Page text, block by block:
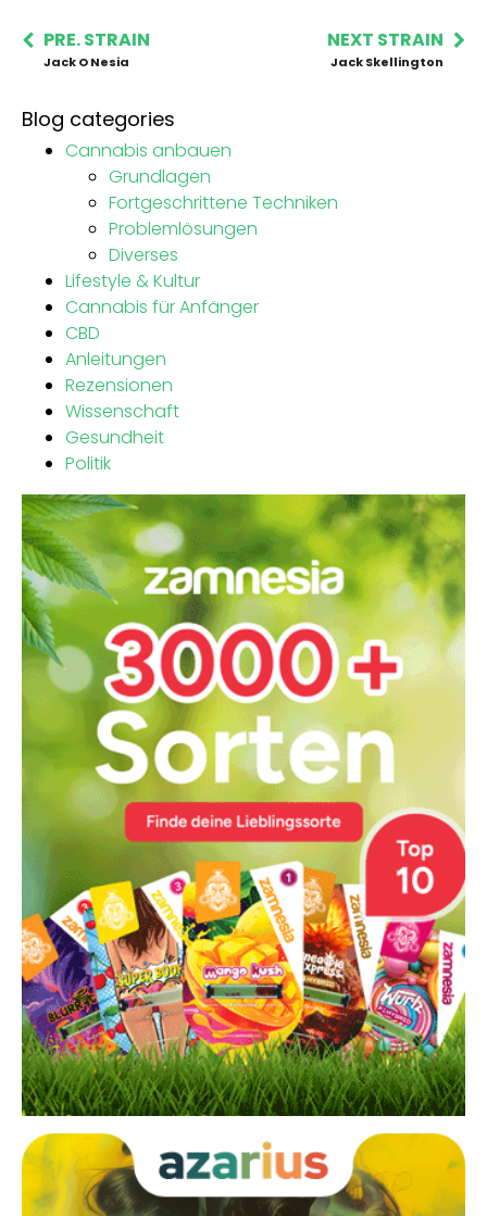
PRE. STRAIN
Jack O Nesia
NEXT STRAIN
Jack Skellington
Blog categories
Cannabis anbauen
Grundlagen
Fortgeschrittene Techniken
Problemlösungen
Diverses
Lifestyle & Kultur
Cannabis für Anfänger
CBD
Anleitungen
Rezensionen
Wissenschaft
Gesundheit
Politik